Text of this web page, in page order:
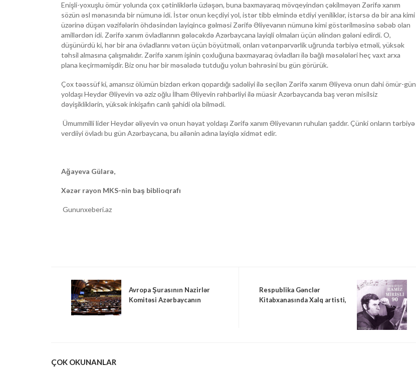
Enişli-yoxuşlu ömür yolunda çox çətinliklərlə üzləşən, buna baxmayaraq mövqeyindən çəkilməyən Zərifə xanım
sözün əsl mənasında bir nümunə idi. İstər onun keçdiyi yol, istər tibb elmində etdiyi yeniliklər, istərsə də bir ana kimi
üzərinə düşən vəzifələrin öhdəsindən layiqincə gəlməsi Zərifə Əliyevanın nümunə kimi göstərilməsinə səbəb olan
amillərdən idi. Zərifə xanım övladlarının gələcəkdə Azərbaycana layiqli olmaları üçün əlindən gələni edirdi. O,
düşünürdü ki, hər bir ana övladlarını vətən üçün böyütməli, onları vətənpərvərlik uğrunda tərbiyə etməli, yüksək
təhsil almasına çalışmalıdır. Zərifə xanım işinin çoxluğuna baxmayaraq övladları ilə bağlı məsələləri heç vaxt arxa
plana keçirməmişdir. Biz onu hər bir məsələdə tutduğu yolun bəhrəsini bu gün görürük.
Çox təəssüf ki, amansız ölümün bizdən erkən qopardığı sadəliyi ilə seçilən Zərifə xanım Əliyeva onun dahi ömür-gün
yoldaşı Heydər Əliyevin və əziz oğlu İlham Əliyevin rəhbərliyi ilə müasir Azərbaycanda baş verən misilsiz
dəyişikliklərin, yüksək inkişafın canlı şahidi ola bilmədi.
Ümummilli lider Heydər əliyevin və onun həyat yoldaşı Zərifə xanım Əliyevanın ruhuları şaddır. Çünki onların tərbiyə
verdiiyi övladı bu gün Azərbaycana, bu ailənin adına layiqlə xidmət edir.
Ağayeva Gülarə,
Xəzər rayon MKS-nin baş biblioqrafı
Gununxeberi.az
Avropa Şurasının Nazirlər
Komitəsi Azərbaycanın
Respublika Gənclər
Kitabxanasında Xalq artisti,
ÇOK OKUNANLAR